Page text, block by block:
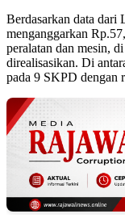
Berdasarkan data dari
menganggarkan
peralatan dan mesin,
direalisasikan. Di
pada 9 SKPD dengan